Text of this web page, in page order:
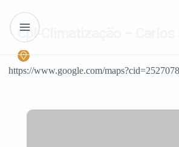
Cpl-Climatização – Carlos
https://www.google.com/